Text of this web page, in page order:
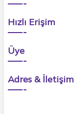
Hızlı Erişim
Üye
Adres & İletişim